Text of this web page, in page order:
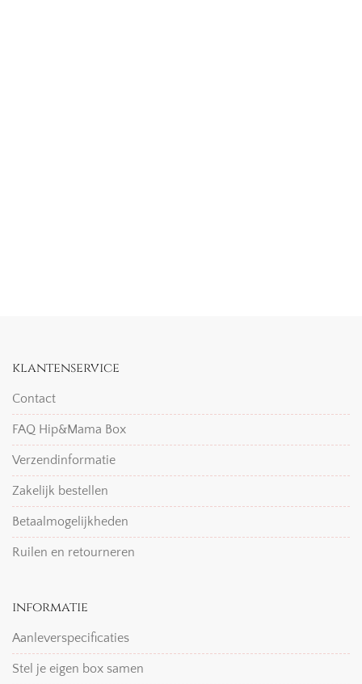
klantenservice
Contact
FAQ Hip&Mama Box
Verzendinformatie
Zakelijk bestellen
Betaalmogelijkheden
Ruilen en retourneren
informatie
Aanleverspecificaties
Stel je eigen box samen